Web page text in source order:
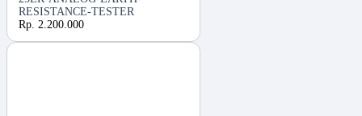
RESISTANCE-TESTER
Rp. 2.200.000